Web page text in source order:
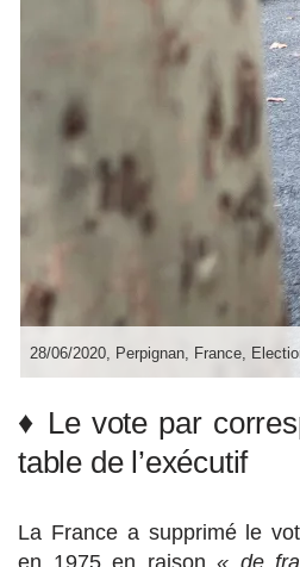
28/06/2020, Perpignan, France,
♦ Le vote par
table de l’exécutif
La France a supprimé le